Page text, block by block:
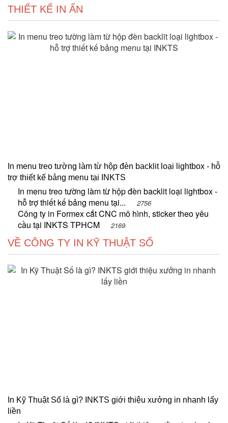
THIẾT KẾ IN ẤN
In menu treo tường làm từ hộp đèn backlit loại lightbox - hỗ
trợ thiết kế bảng menu tại INKTS
In menu treo tường làm từ hộp đèn backlit loại lightbox -
hỗ trợ thiết kế bảng menu tại...
2756
Công ty in Formex cắt CNC mô hình, sticker theo yêu
cầu tại INKTS TPHCM
2169
VỀ CÔNG TY IN KỸ THUẬT SỐ
In Kỹ Thuật Số là gì? INKTS giới thiệu xưởng in nhanh lấy
liền